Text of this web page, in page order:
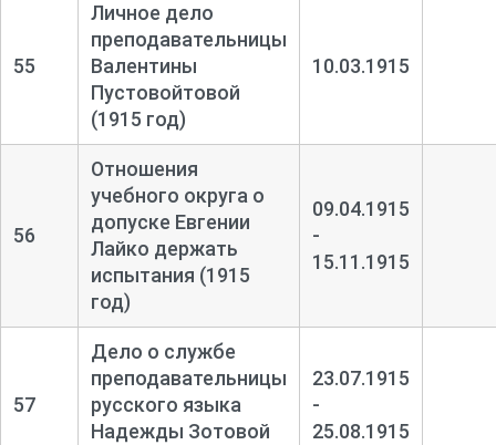
55
Личное дело
преподавательницы
Валентины
Пустовойтовой
(1915 год)
10.03.1915
56
Отношения
учебного округа о
допуске Евгении
Лайко держать
испытания (1915
год)
09.04.1915
-
15.11.1915
57
Дело о службе
преподавательницы
русского языка
Надежды Зотовой
23.07.1915
-
25.08.1915